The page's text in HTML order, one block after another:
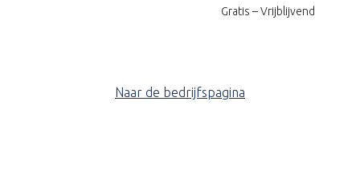
Gratis – Vrijblijvend
Naar de bedrijfspagina